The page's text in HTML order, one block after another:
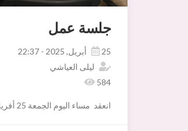
جلسة عمل
25 أبريل, 2025 - 22:37
ليلى العياشي
584
انعقد مساء اليوم الجمعة 25 أفريل 2025بقصر بلدية أريانة اجتماع اللجنة الإدارية بإشراف السيدةسنيا شعيب المكلفة بتسيير شؤون البلدية وبحضور أعضاءها وذلك للنظر